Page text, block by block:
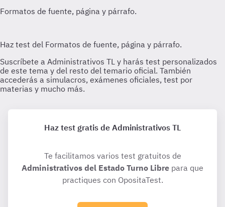
Haz test gratis de Administrativos TL
Te facilitamos varios test gratuitos de
Administrativos del Estado Turno Libre para que
practiques con OpositaTest.